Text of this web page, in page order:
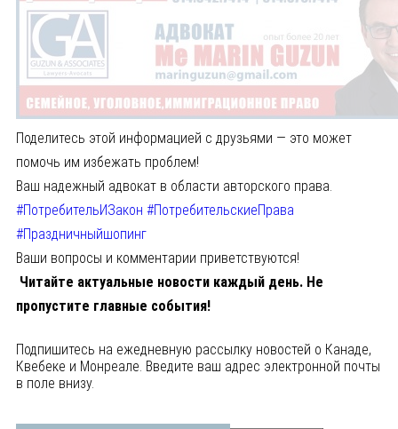
Поделитесь этой информацией с друзьями — это может
помочь им избежать проблем!
Ваш надежный адвокат в области авторского права.
#ПотребительИЗакон #ПотребительскиеПрава
#Праздничныйшопинг
Ваши вопросы и комментарии приветствуются!
Читайте актуальные новости каждый день. Не
пропустите главные события!
Подпишитесь на ежедневную рассылку новостей о Канаде,
Квебеке и Монреале. Введите ваш адрес электронной почты
в поле внизу.